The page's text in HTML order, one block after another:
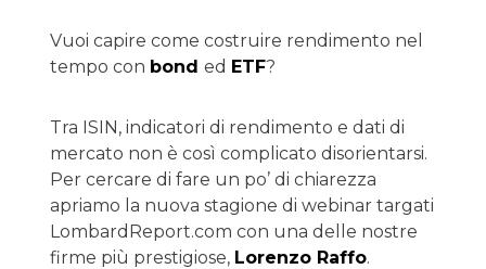
Vuoi capire come costruire rendimento nel
tempo con bond ed ETF?
Tra ISIN, indicatori di rendimento e dati di
mercato non è così complicato disorientarsi.
Per cercare di fare un po’ di chiarezza
apriamo la nuova stagione di webinar targati
LombardReport.com con una delle nostre
firme più prestigiose, Lorenzo Raffo.